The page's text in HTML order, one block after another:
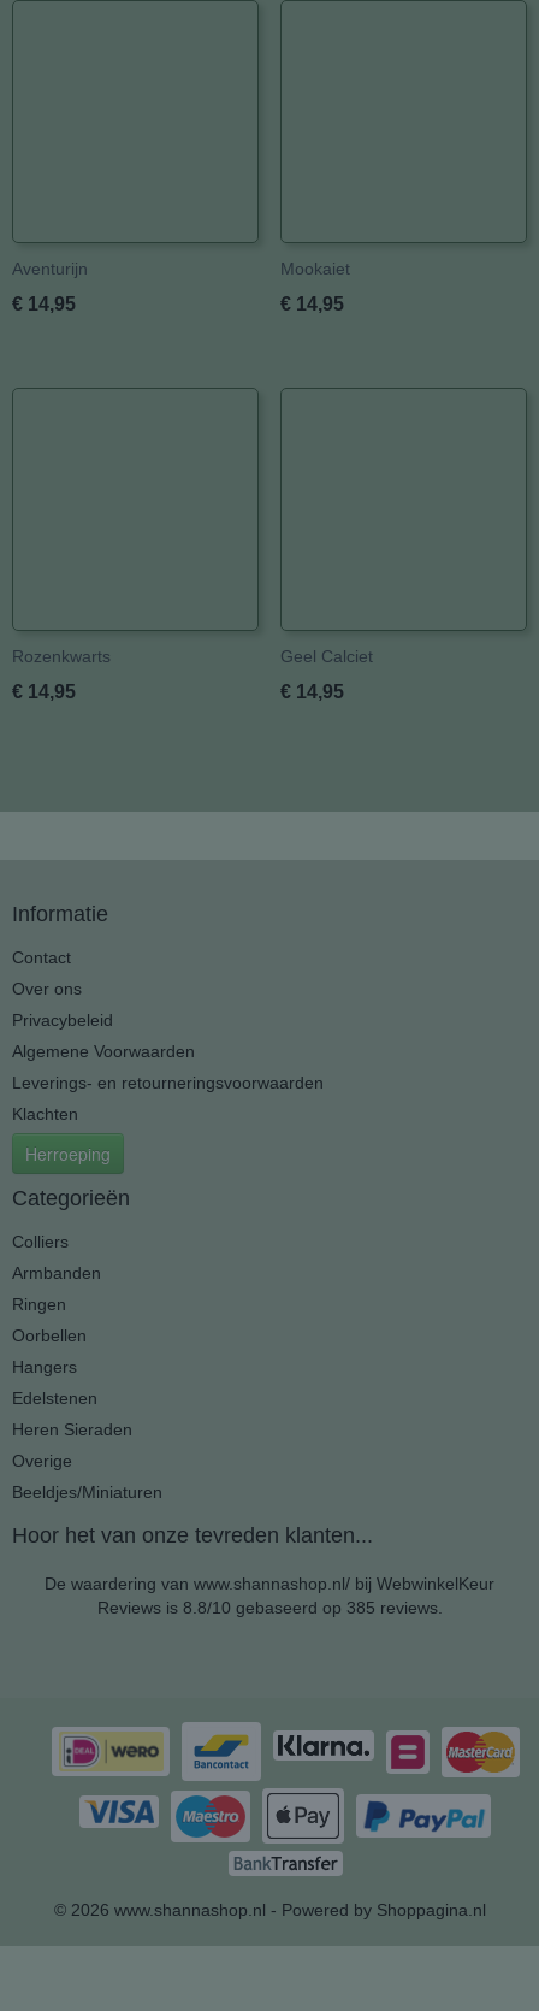
Aventurijn
€ 14,95
Mookaiet
€ 14,95
Rozenkwarts
€ 14,95
Geel Calciet
€ 14,95
Informatie
Contact
Over ons
Privacybeleid
Algemene Voorwaarden
Leverings- en retourneringsvoorwaarden
Klachten
Herroeping
Categorieën
Colliers
Armbanden
Ringen
Oorbellen
Hangers
Edelstenen
Heren Sieraden
Overige
Beeldjes/Miniaturen
Hoor het van onze tevreden klanten...
De waardering van www.shannashop.nl/ bij WebwinkelKeur
Reviewsis 8.8/10 gebaseerd op 385 reviews.
© 2026 www.shannashop.nl - Powered by Shoppagina.nl